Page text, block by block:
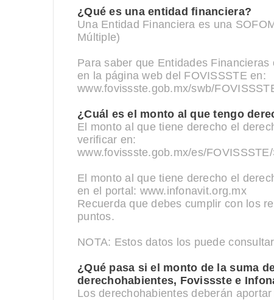
¿Qué es una entidad financiera?
Una Entidad Financiera es una
Múltiple)
Para saber que Entidades
en la página web del FOVISSSTE en:
www.fovissste.gob.mx/swb/
¿Cuál es el monto al que tengo
El monto al que tiene derecho el
verificar en:
www.fovissste.gob.mx/es/
El monto al que tiene derecho el
en el portal: www.infonavit.org.mx
Recuerda que debes cumplir con los
puntos.
NOTA: Estos datos los puede
¿Qué pasa si el monto de la suma
derechohabientes, Fovissste e
Los derechohabientes deberán